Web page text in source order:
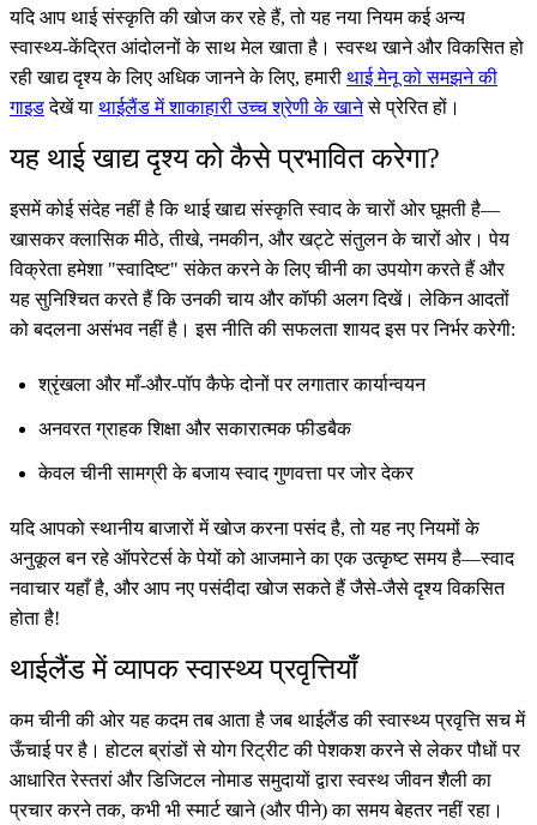
यदि आप थाई संस्कृति की खोज कर रहे हैं, तो यह नया नियम कई अन्य
स्वास्थ्य-केंद्रित आंदोलनों के साथ मेल खाता है। स्वस्थ खाने और विकसित हो
रही खाद्य दृश्य के लिए अधिक जानने के लिए, हमारी थाई मेनू को समझने की
गाइडदेखें या थाईलैंड में शाकाहारी उच्च श्रेणी के खानेसे प्रेरित हों।
यह थाई खाद्य दृश्य को कैसे प्रभावित करेगा?
इसमें कोई संदेह नहीं है कि थाई खाद्य संस्कृति स्वाद के चारों ओर घूमती है—
खासकर क्लासिक मीठे, तीखे, नमकीन, और खट्टे संतुलन के चारों ओर। पेय
विक्रेता हमेशा "स्वादिष्ट" संकेत करने के लिए चीनी का उपयोग करते हैं और
यह सुनिश्चित करते हैं कि उनकी चाय और कॉफी अलग दिखें। लेकिन आदतों
को बदलना असंभव नहीं है। इस नीति की सफलता शायद इस पर निर्भर करेगी:
श्रृंखला और माँ-और-पॉप कैफे दोनों पर लगातार कार्यान्वयन
अनवरत ग्राहक शिक्षा और सकारात्मक फीडबैक
केवल चीनी सामग्री के बजाय स्वाद गुणवत्ता पर जोर देकर
यदि आपको स्थानीय बाजारों में खोज करना पसंद है, तो यह नए नियमों के
अनुकूल बन रहे ऑपरेटर्स के पेयों को आजमाने का एक उत्कृष्ट समय है—स्वाद
नवाचार यहाँ है, और आप नए पसंदीदा खोज सकते हैं जैसे-जैसे दृश्य विकसित
होता है!
थाईलैंड में व्यापक स्वास्थ्य प्रवृत्तियाँ
कम चीनी की ओर यह कदम तब आता है जब थाईलैंड की स्वास्थ्य प्रवृत्ति सच में
ऊँचाई पर है। होटल ब्रांडों से योग रिट्रीट की पेशकश करने से लेकर पौधों पर
आधारित रेस्तरां और डिजिटल नोमाड समुदायों द्वारा स्वस्थ जीवन शैली का
प्रचार करने तक, कभी भी स्मार्ट खाने (और पीने) का समय बेहतर नहीं रहा।